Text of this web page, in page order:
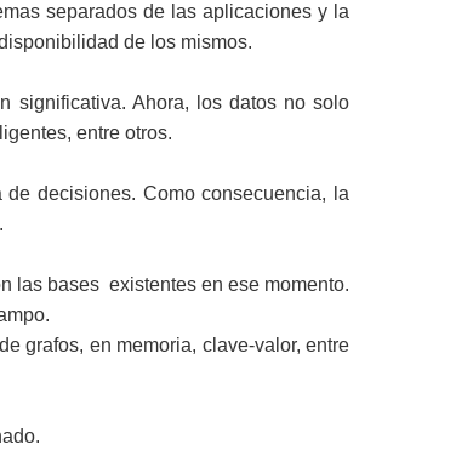
separados de las aplicaciones y la
de los mismos.
significativa. Ahora, los datos no solo
entre otros.
decisiones. Como consecuencia, la
las bases existentes en ese momento.
grafos, en memoria, clave-valor, entre